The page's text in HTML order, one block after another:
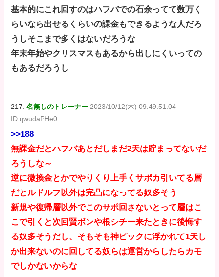
基本的にこれ回すのはハフバでの石余ってて数万く
らいなら出せるくらいの課金もできるような人だろ
うしそこまで多くはないだろうな
年末年始やクリスマスもあるから出しにくいっての
もあるだろうし
217:名無しのトレーナー 2023/10/12(木) 09:49:51.04
ID:qwudaPHe0
>>188
無課金だとハフバあとだしまだ2天は貯まってないだ
ろうしな～
逆に微換金とかでやりくり上手くサポカ引いてる層
だとルドルフ以外は完凸になってる奴多そう
新規や復帰層以外でこのサポ回さないとって層はこ
こで引くと次回賢ボンや根シチー来たときに後悔す
る奴多そうだし、そもそも神ピックに浮かれて1天し
か出来ないのに回してる奴らは運営からしたらカモ
でしかないからな